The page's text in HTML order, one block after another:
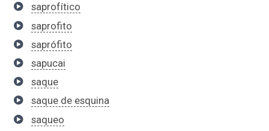
saprofítico
saprofito
saprófito
sapucai
saque
saque de esquina
saqueo